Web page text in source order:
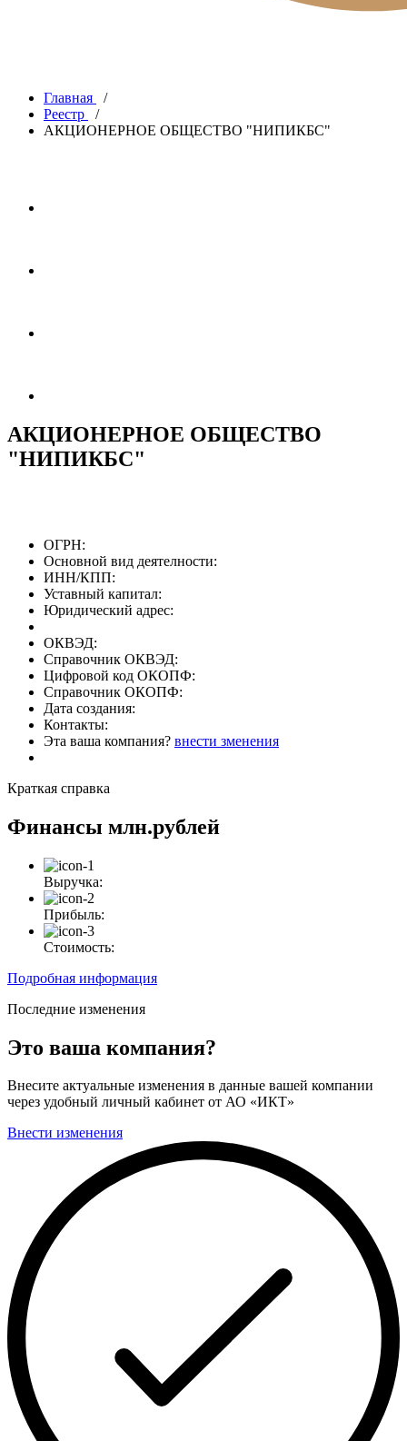
Главная
/
Реестр
/
АКЦИОНЕРНОЕ ОБЩЕСТВО "НИПИКБС"
АКЦИОНЕРНОЕ ОБЩЕСТВО
"НИПИКБС"
ОГРН:
Основной вид деятелности:
ИНН/КПП:
Уставный капитал:
Юридический адрес:
ОКВЭД:
Справочник ОКВЭД:
Цифровой код ОКОПФ:
Справочник ОКОПФ:
Дата создания:
Контакты:
Эта ваша компания? внести зменения
Краткая справка
Финансы млн.рублей
Выручка:
Прибыль:
Стоимость:
Подробная информация
Последние изменения
Это ваша компания?
Внесите актуальные изменения в данные вашей компании
через удобный личный кабинет от АО «ИКТ»
Внести изменения